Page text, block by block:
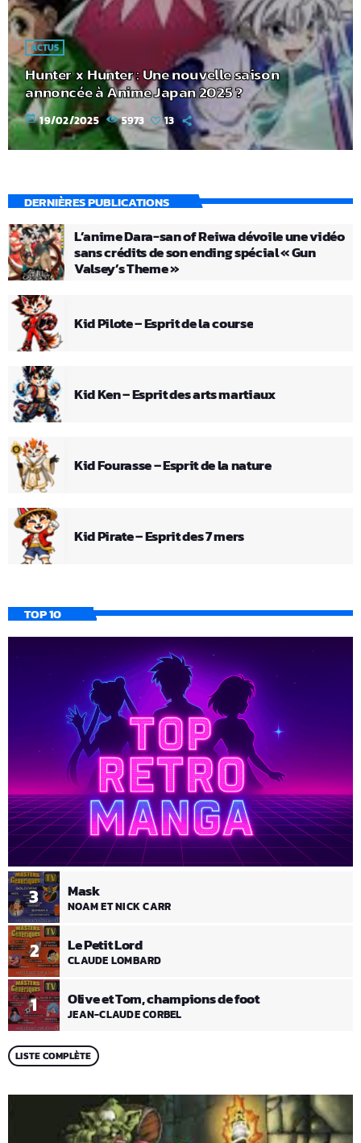
ACTUS
Hunter x Hunter : Une nouvelle saison
annoncée à Anime Japan 2025 ?
today 19/02/2025 5973 13
DERNIÈRES PUBLICATIONS
L’anime Dara-san of Reiwa dévoile une vidéo
sans crédits de son ending spécial « Gun
Valsey’s Theme »
Kid Pilote – Esprit de la course
Kid Ken – Esprit des arts martiaux
Kid Fourasse – Esprit de la nature
Kid Pirate – Esprit des 7 mers
TOP 10
1 Olive et Tom, champions de foot
JEAN-CLAUDE CORBEL
2 Le Petit Lord
CLAUDE LOMBARD
3 Mask
NOAM ET NICK CARR
LISTE COMPLÈTE